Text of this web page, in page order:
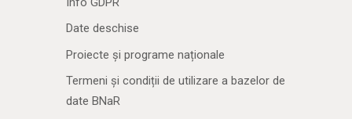
Date deschise
Proiecte și programe naționale
Termeni și condiții de utilizare a bazelor de
date BNaR